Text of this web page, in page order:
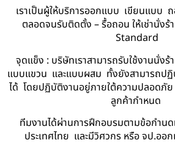
เราเป็นผู้ให้บริการออกแบบ เขียนแบบ
ตลอดจนรับติดตั้ง – รื้อถอน ให้เช่านั่งร้
Standard
จุดแข็ง : บริษัทเราสามารถรับใช้งานนั่ง
แบบแขวน และแบบผสม ทั้งยังสามารถป
ได้ โดยปฏิบัติงานอยู่ภายใต้ความปลอดภั
ลูกค้ากำหนด
ทีมงานได้ผ่านการฝึกอบรมตามข้อกำน
ประเทศไทย และมีวิศวกร หรือ จป.ออ